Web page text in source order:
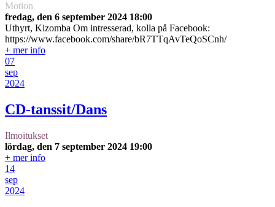
Motion
fredag, den 6 september 2024 18:00
Uthyrt, Kizomba Om intresserad, kolla på Facebook:
https://www.facebook.com/share/bR7TTqAvTeQoSCnh/
+ mer info
07
sep
2024
CD-tanssit/Dans
Ilmoitukset
lördag, den 7 september 2024 19:00
+ mer info
14
sep
2024